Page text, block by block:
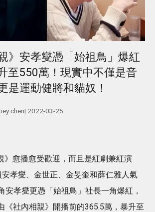
》安孝燮憑「始祖鳥」爆紅
至550萬！現實中不僅是音
是運動健將和貓奴！
chen| 2022-03-25
》愈播愈受歡迎，而且是紅劇兼紅演
安孝燮、金世正、金旻奎和薛仁雅人氣
安孝燮更憑「始祖鳥」社長一角爆紅，
《社內相親》開播前的365.5萬，暴升至